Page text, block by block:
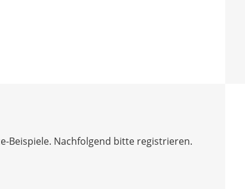
Beispiele. Nachfolgend bitte registrieren.